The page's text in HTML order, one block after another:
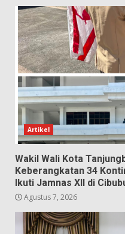
Artikel
Wakil Wali Kota
Keberangkatan 34
Ikuti Jamnas XII di
Agustus 7, 2026